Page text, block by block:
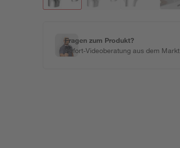
Fragen zum Produkt?
Sofort-Videoberatung aus dem Markt